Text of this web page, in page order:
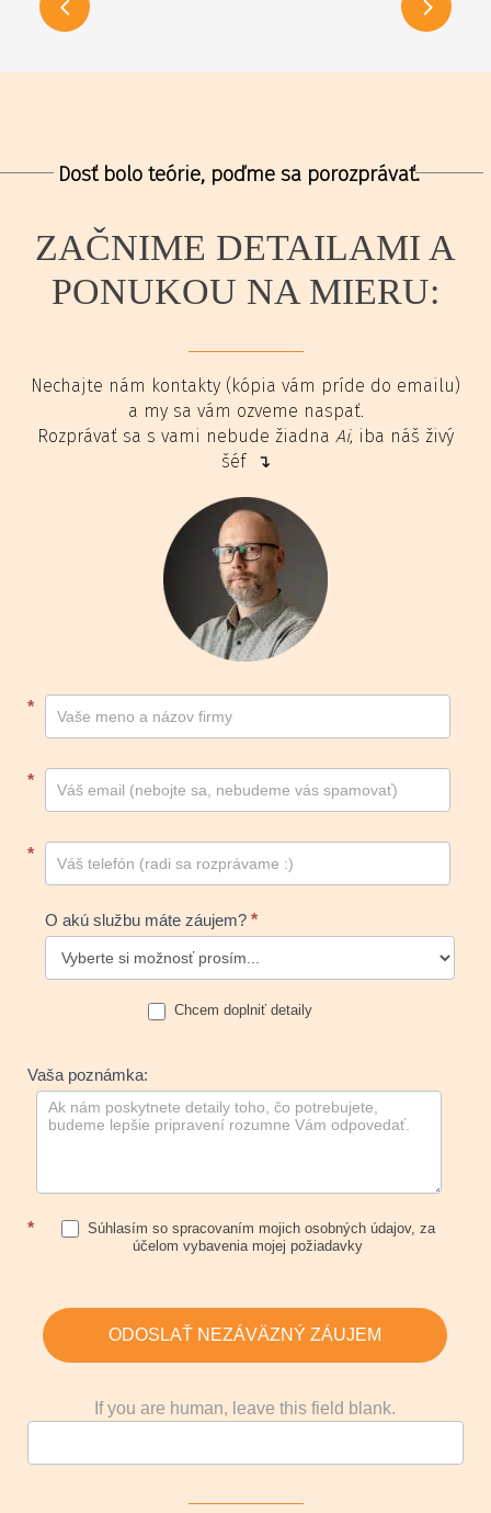
Dosť bolo teórie, poďme sa porozprávať.
ZAČNIME DETAILAMI A
PONUKOU NA MIERU:
Nechajte nám kontakty (kópia vám príde do emailu)
a my sa vám ozveme naspať.
Rozprávať sa s vami nebude žiadna Ai, iba náš živý
šéf ↴
Kontakt
footer
*
*
*
O akú službu máte záujem? *
Chcem doplniť detaily
Vaša poznámka:
*
Súhlasím so spracovaním mojich osobných údajov, za
účelom vybavenia mojej požiadavky
ODOSLAŤ NEZÁVÄZNÝ ZÁUJEM
If you are human, leave this field blank.